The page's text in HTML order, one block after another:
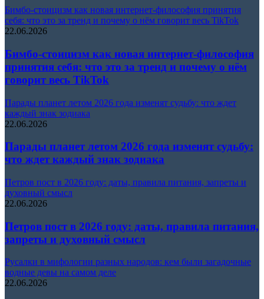
Бимбо-стоицизм как новая интернет-философия принятия
себя: что это за тренд и почему о нём говорит весь TikTok
22.06.2026
Бимбо-стоицизм как новая интернет-философия
принятия себя: что это за тренд и почему о нём
говорит весь TikTok
Парады планет летом 2026 года изменят судьбу: что ждет
каждый знак зодиака
22.06.2026
Парады планет летом 2026 года изменят судьбу:
что ждет каждый знак зодиака
Петров пост в 2026 году: даты, правила питания, запреты и
духовный смысл
22.06.2026
Петров пост в 2026 году: даты, правила питания,
запреты и духовный смысл
Русалки в мифологии разных народов: кем были загадочные
водные девы на самом деле
22.06.2026